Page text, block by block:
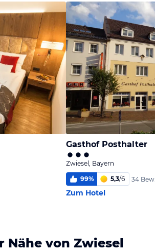
Gasthof Posthalter
Zwiesel, Bayern
99% 5,3/6 34 Bew.
Zum Hotel
Nähe von Zwiesel